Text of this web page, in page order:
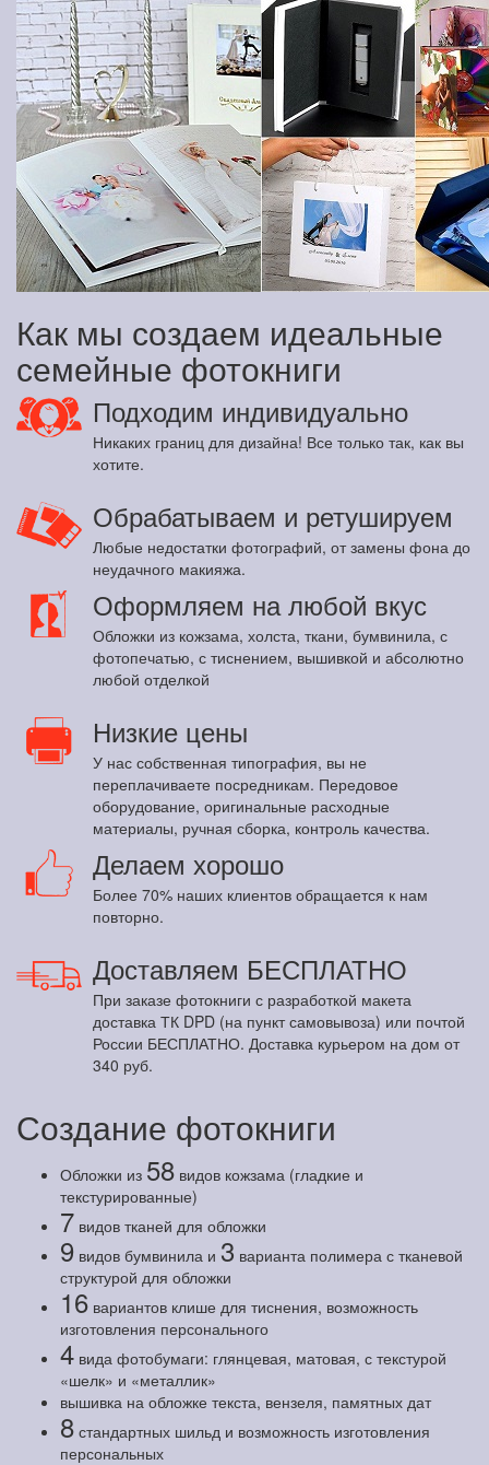
Как мы создаем идеальные
семейные фотокниги
Подходим индивидуально
Никаких границ для дизайна! Все только так, как вы
хотите.
Обрабатываем и ретушируем
Любые недостатки фотографий, от замены фона до
неудачного макияжа.
Оформляем на любой вкус
Обложки из кожзама, холста, ткани, бумвинила, с
фотопечатью, с тиснением, вышивкой и абсолютно
любой отделкой
Низкие цены
У нас собственная типография, вы не
переплачиваете посредникам. Передовое
оборудование, оригинальные расходные
материалы, ручная сборка, контроль качества.
Делаем хорошо
Более 70% наших клиентов обращается к нам
повторно.
Доставляем БЕСПЛАТНО
При заказе фотокниги с разработкой макета
доставка ТК DPD (на пункт самовывоза) или почтой
России БЕСПЛАТНО. Доставка курьером на дом от
340 руб.
Создание фотокниги
Обложки из 58 видов кожзама (гладкие и
текстурированные)
7 видов тканей для обложки
9 видов бумвинила и 3 варианта полимера с тканевой
структурой для обложки
16 вариантов клише для тиснения, возможность
изготовления персонального
4 вида фотобумаги: глянцевая, матовая, с текстурой
«шелк» и «металлик»
вышивка на обложке текста, вензеля, памятных дат
8 стандартных шильд и возможность изготовления
персональных